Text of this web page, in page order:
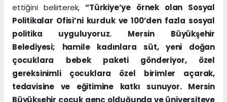
ettiğini belirterek, “Türkiye’ye örnek olan Sosyal
Politikalar Ofisi’ni kurduk ve 100’den fazla sosyal
politika uyguluyoruz. Mersin Büyükşehir
Belediyesi; hamile kadınlara süt, yeni doğan
çocuklara bebek paketi gönderiyor, özel
gereksinimli çocuklara özel birimler açarak,
tedavisine ve eğitimine katkı sunuyor. Mersin
Büyükşehir çocuk genç olduğunda ve üniversiteye